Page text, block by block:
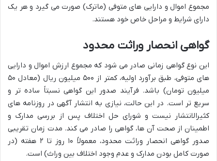
مجموع اموال و دارایی های متوفی (ماترک) صورت می گیرد و هر یک
دارای شرایط و مراحل خاص خود هستند.
گواهی انحصار وراثت محدود
این نوع گواهی زمانی صادر می شود که مجموع ارزش اموال و دارایی
های متوفی، طبق برآورد اولیه، کمتر از ۵۰۰ میلیون ریال (معادل ۵۰
میلیون تومان) باشد. فرآیند صدور این گواهی نسبتاً ساده تر و
سریع تر است. در این حالت، نیازی به انتشار آگهی در روزنامه های
کثیرالانتشار نیست و شورای حل اختلاف پس از بررسی مدارک و
اطمینان از صحت آن ها، گواهی را صادر می کند. مدت زمان تقریبی
صدور گواهی انحصار وراثت محدود، معمولاً ۱۰ روز تا ۲ هفته (در
صورت کامل بودن مدارک و عدم وجود اختلاف بین وراث) است.